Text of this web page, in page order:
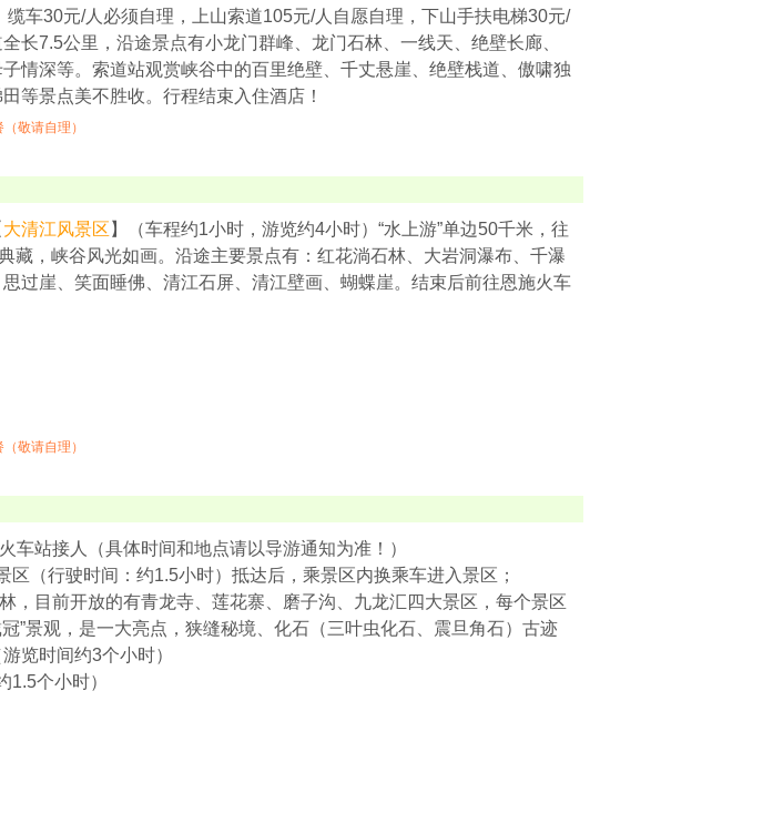
缆车30元/人必须自理，上山索道105元/人自愿自理，下山手扶电梯30元/
长7.5公里，沿途景点有小龙门群峰、龙门石林、一线天、绝壁长廊、
情深等。索道站观赏峡谷中的百里绝壁、千丈悬崖、绝壁栈道、傲啸独
等景点美不胜收。行程结束入住酒店！
敬请自理）
大清江风景区 】（车程约1小时，游览约4小时）“水上游”单边50千米，往
藏，峡谷风光如画。沿途主要景点有：红花淌石林、大岩洞瀑布、千瀑
过崖、笑面睡佛、清江石屏、清江壁画、蝴蝶崖。结束后前往恩施火车
敬请自理）
车站接人（具体时间和地点请以导游通知为准！）
区（行驶时间：约1.5小时）抵达后，乘景区内换乘车进入景区；
，目前开放的有青龙寺、莲花寨、磨子沟、九龙汇四大景区，每个景区
”景观，是一大亮点，狭缝秘境、化石（三叶虫化石、震旦角石）古迹
览时间约3个小时）
1.5个小时）